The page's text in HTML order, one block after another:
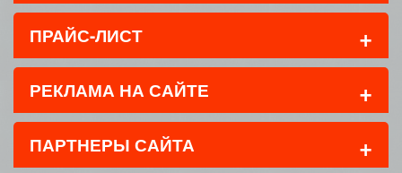
ПРАЙС-ЛИСТ +
РЕКЛАМА НА САЙТЕ +
ПАРТНЕРЫ САЙТА +